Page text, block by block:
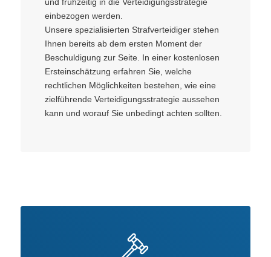
einbezogen werden.
Unsere spezialisierten Strafverteidiger stehen
Ihnen bereits ab dem ersten Moment der
Beschuldigung zur Seite. In einer kostenlosen
Ersteinschätzung erfahren Sie, welche
rechtlichen Möglichkeiten bestehen, wie eine
zielführende Verteidigungsstrategie aussehen
kann und worauf Sie unbedingt achten sollten.